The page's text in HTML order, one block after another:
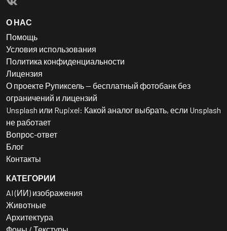
О НАС
Помощь
Условия использования
Политика конфиденциальности
Лицензия
О проекте Рупиксель — бесплатный фотобанк без
ограничений и лицензий
Unsplash или Rupixel: Какой аналог выбрать, если Unsplash
не работает
Вопрос-ответ
Блог
Контакты
КАТЕГОРИИ
AI (ИИ) изображения
Животные
Архитектура